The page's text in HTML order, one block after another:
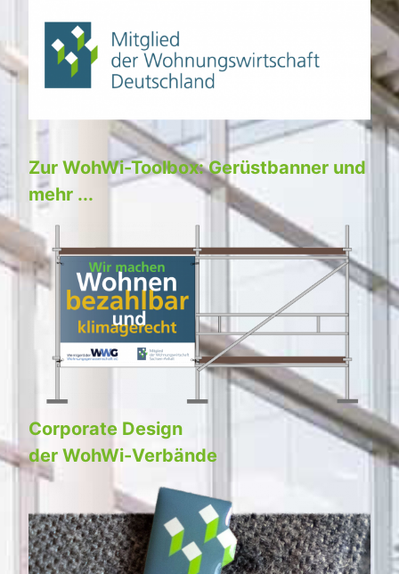
Zur WohWi-Toolbox: Gerüstbanner und
mehr ...
Corporate Design
der WohWi-Verbände